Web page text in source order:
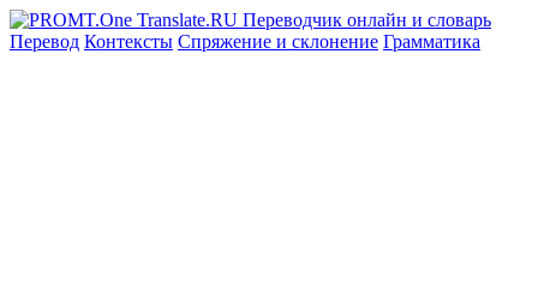
Перевод Контексты Спряжение и склонение Грамматика